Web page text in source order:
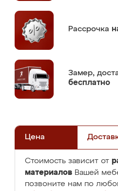
Рассрочка
Замер,
бесплатно
Цена
Стоимость зависит от
материалов Вашей
позвоните нам по